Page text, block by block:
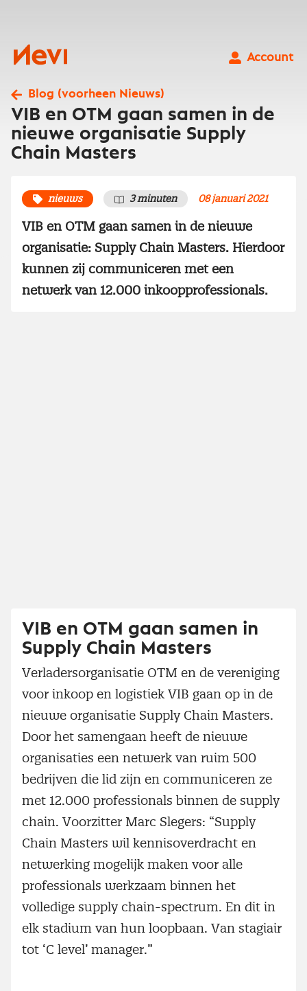
Nevi
Account
Blog (voorheen Nieuws)
VIB en OTM gaan samen in de
nieuwe organisatie Supply
Chain Masters
nieuws 3 minuten 08 januari 2021
VIB en OTM gaan samen in de nieuwe
organisatie: Supply Chain Masters. Hierdoor
kunnen zij communiceren met een
netwerk van 12.000 inkoopprofessionals.
VIB en OTM gaan samen in
Supply Chain Masters
Verladersorganisatie OTM en de vereniging
voor inkoop en logistiek VIB gaan op in de
nieuwe organisatie Supply Chain Masters.
Door het samengaan heeft de nieuwe
organisaties een netwerk van ruim 500
bedrijven die lid zijn en communiceren ze
met 12.000 professionals binnen de supply
chain. Voorzitter Marc Slegers: “Supply
Chain Masters wil kennisoverdracht en
netwerking mogelijk maken voor alle
professionals werkzaam binnen het
volledige supply chain-spectrum. En dit in
elk stadium van hun loopbaan. Van stagiair
tot ‘C level’ manager.”